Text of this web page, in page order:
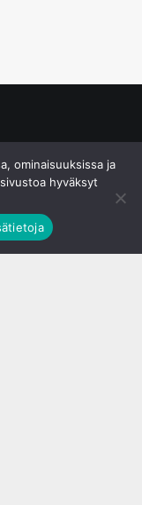
ominaisuuksissa ja
hyväksyt